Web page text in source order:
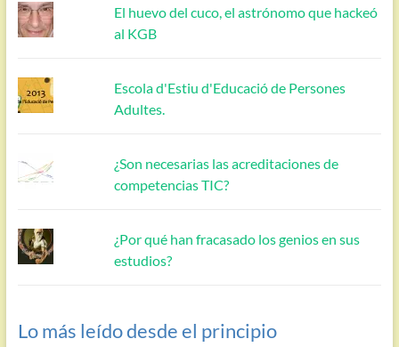
El huevo del cuco, el astrónomo que hackeó
al KGB
Escola d'Estiu d'Educació de Persones
Adultes.
¿Son necesarias las acreditaciones de
competencias TIC?
¿Por qué han fracasado los genios en sus
estudios?
Lo más leído desde el principio